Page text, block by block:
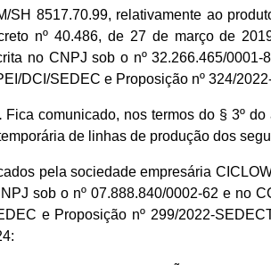
SH 8517.70.99, relativamente ao
nº 40.486, de 27 de março de
no CNPJ sob o nº 32.266.465/
DCI/SEDEC e Proposição nº 324/
Fica comunicado, nos termos do § 3º do
de linhas de produção dos
pela sociedade empresária
sob o nº 07.888.840/0002-62 e no
e Proposição nº 299/2022-